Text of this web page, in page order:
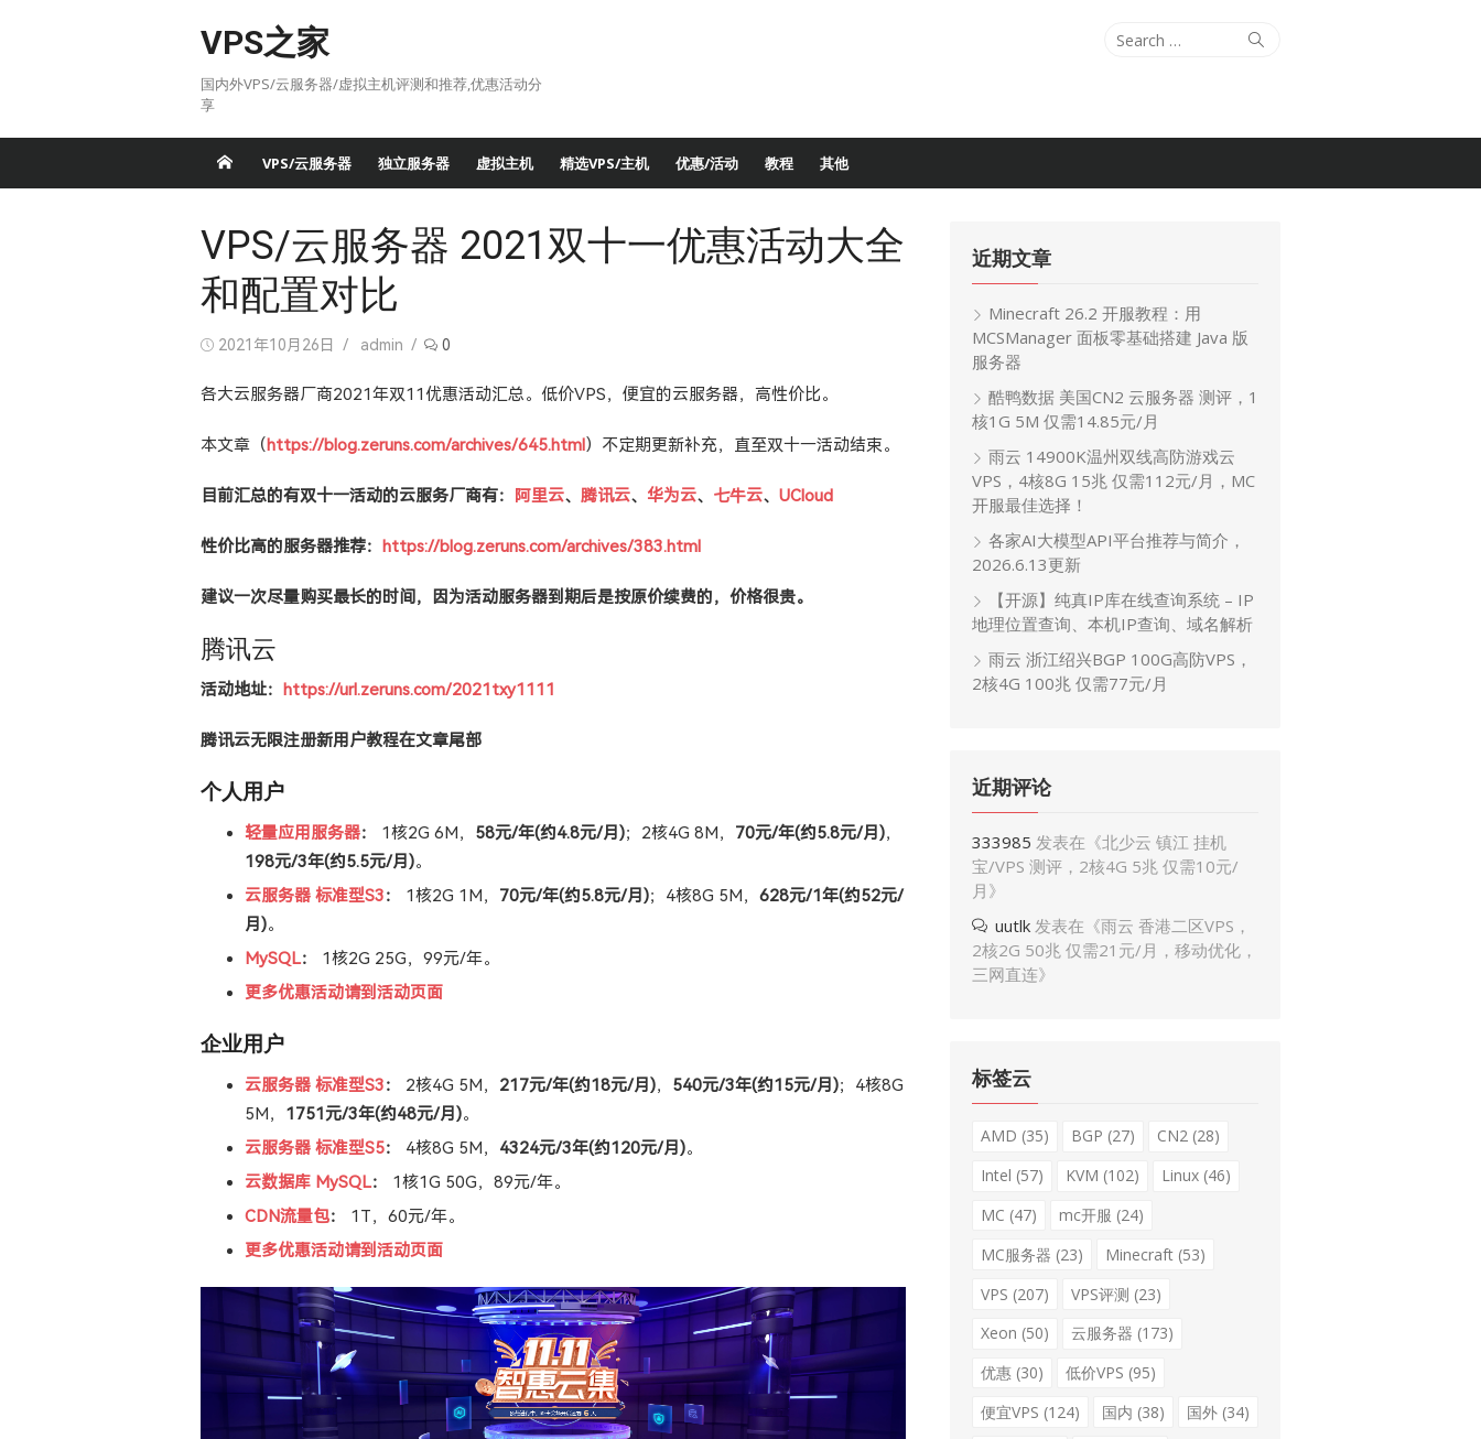
VPS之家
国内外VPS/云服务器/虚拟主机评测和推荐,优惠活动分
享
Search
Search
VPS/云服务器 独立服务器 虚拟主机 精选VPS/主机 优惠/活动 教程 其他
VPS/云服务器 2021双十一优惠活动大全
和配置对比
Posted
2021年10月26日 Author
admin 0
各大云服务器厂商2021年双11优惠活动汇总。低价VPS，便宜的云服务器，高性价比。
本文章（https://blog.zeruns.com/archives/645.html）不定期更新补充，直至双十一活动结束。
目前汇总的有双十一活动的云服务厂商有： 阿里云、 腾讯云、 华为云、 七牛云、 UCloud
性价比高的服务器推荐： https://blog.zeruns.com/archives/383.html
建议一次尽量购买最长的时间，因为活动服务器到期后是按原价续费的，价格很贵。
腾讯云
活动地址： https://url.zeruns.com/2021txy1111
腾讯云无限注册新用户教程在文章尾部
个人用户
轻量应用服务器： 1核2G 6M， 58元/年(约4.8元/月)；2核4G 8M， 70元/年(约5.8元/月)，
198元/3年(约5.5元/月)。
云服务器 标准型S3： 1核2G 1M， 70元/年(约5.8元/月)；4核8G 5M， 628元/1年(约52元/
月)。
MySQL：
1核2G 25G，99元/年。
更多优惠活动请到活动页面
企业用户
云服务器 标准型S3： 2核4G 5M， 217元/年(约18元/月)， 540元/3年(约15元/月)；4核8G
5M， 1751元/3年(约48元/月)。
云服务器 标准型S5： 4核8G 5M， 4324元/3年(约120元/月)。
云数据库 MySQL：
1核1G 50G，89元/年。
CDN流量包：
1T，60元/年。
更多优惠活动请到活动页面
近期文章
Minecraft 26.2 开服教程：用
MCSManager 面板零基础搭建 Java 版
服务器
酷鸭数据 美国CN2 云服务器 测评，1
核1G 5M 仅需14.85元/月
雨云 14900K温州双线高防游戏云
VPS，4核8G 15兆 仅需112元/月，MC
开服最佳选择！
各家AI大模型API平台推荐与简介，
2026.6.13更新
【开源】纯真IP库在线查询系统 – IP
地理位置查询、本机IP查询、域名解析
雨云 浙江绍兴BGP 100G高防VPS，
2核4G 100兆 仅需77元/月
近期评论
333985 发表在《北少云 镇江 挂机
宝/VPS 测评，2核4G 5兆 仅需10元/
月 》
uutlk 发表在《雨云 香港二区VPS，
2核2G 50兆 仅需21元/月，移动优化，
三网直连》
标签云
AMD (35) BGP (27) CN2 (28)
Intel (57) KVM (102) Linux (46)
MC (47) mc开服 (24)
MC服务器 (23) Minecraft (53)
VPS (207) VPS评测 (23)
Xeon (50) 云服务器 (173)
优惠 (30) 低价VPS (95)
便宜VPS (124) 国内 (38) 国外 (34)